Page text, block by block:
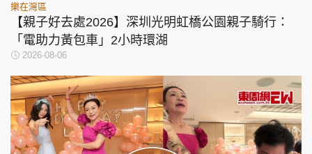
樂在灣區
【親子好去處2026】深圳光明虹橋公園親子騎行：
「電助力黃包車」2小時環湖
2026-08-06